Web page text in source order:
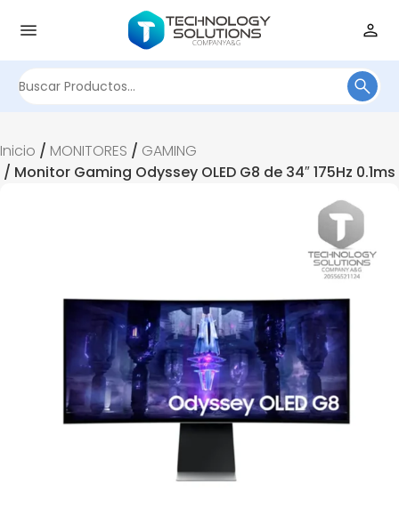
Inicio / MONITORES / GAMING
/ Monitor Gaming Odyssey OLED G8 de 34″ 175Hz 0.1ms